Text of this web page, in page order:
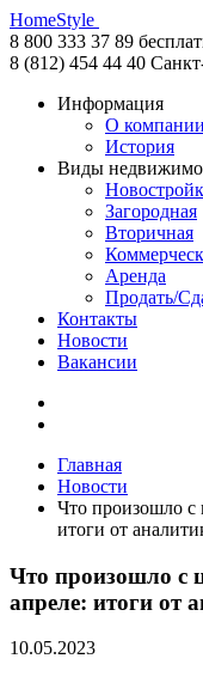
HomeStyle
8 800 333 37 89
8 (812) 454 44 40
Информация
О компании
История
Виды
Загородная
Вторичная
Аренда
Продать/
Контакты
Новости
Вакансии
Главная
Новости
Что произошло с
итоги от
Что произошло с
апреле: итоги от
10.05.2023